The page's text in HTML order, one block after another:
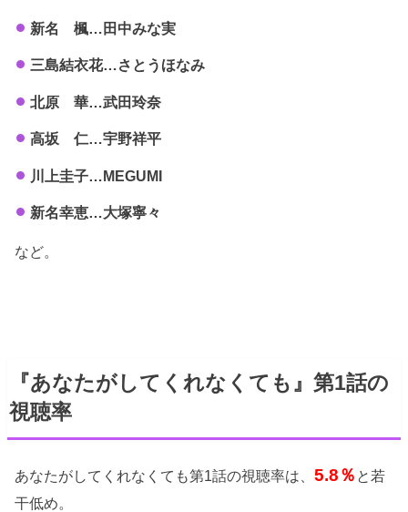
新名 楓…田中みな実
三島結衣花…さとうほなみ
北原 華…武田玲奈
高坂 仁…宇野祥平
川上圭子…MEGUMI
新名幸恵…大塚寧々
など。
『あなたがしてくれなくても』第1話の
視聴率
あなたがしてくれなくても第1話の視聴率は、5.8％ と若
干低め。